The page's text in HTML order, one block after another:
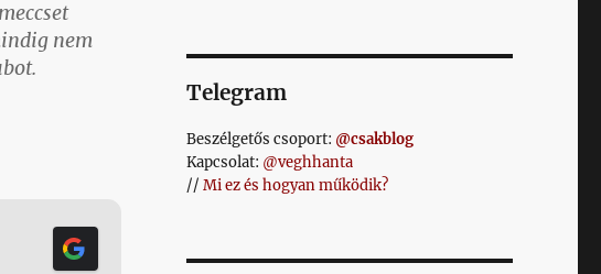
nem
Telegram
Beszélgetős csoport: @csakblog
Kapcsolat: @veghhanta
// Mi ez és hogyan működik?